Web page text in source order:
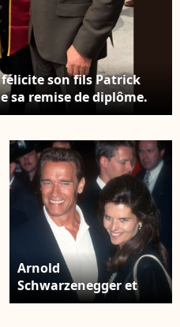
son fils Patrick
sa remise de diplôme.
14 mai 2016.
Arnold
Schwarzenegger et
Maria Shriver sont